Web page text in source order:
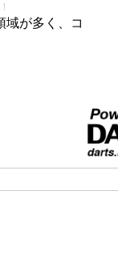
域が多く、コ